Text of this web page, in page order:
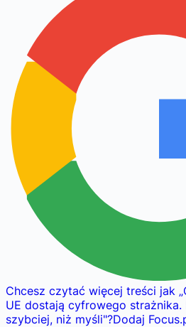
Chcesz czytać więcej treści jak „
UE dostają cyfrowego strażnika.
szybciej, niż myśli"?Dodaj